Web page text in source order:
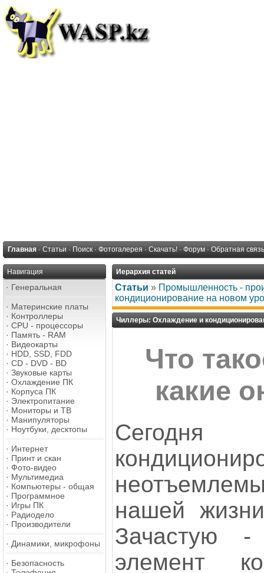
Главная · Статьи · Поиск · Фотогалерея · Скачать! · Форум · Обратная связь
Навигация
· Генеральная
· Материнские платы
· Контроллеры
· CPU - процессоры
· Память - RAM
· Видеокарты
· HDD, SSD, FDD
· CD - DVD - BD
· Звуковые карты
· Охлаждение ПК
· Корпуса ПК
· Электропитание
· Мониторы и ТВ
· Манипуляторы
· Ноутбуки, десктопы
· Интернет
· Принт и скан
· Фото-видео
· Мультимедиа
· Компьютеры - общая
· Программное
· Игры ПК
· Радиодело
· Производители
· Динамики, микрофоны
· Безопасность
Иерархия статей
Статьи » Промышленность -
кондиционирование на новом
Чиллеры: Охлаждение и
Что
какие
нашей
Зачастую
элемент